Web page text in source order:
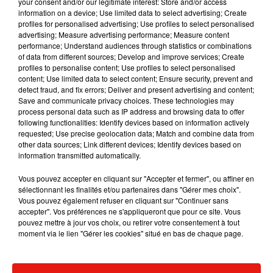
Musique
RÜFÜS DU SOL annonce un nouvel
album après sa tournée mondiale
7 août 2026
Angèle et Amélie Lens dévoilent leur
collaboration tant attendue
Il y a 10 ans, DJ Snake changeait de
information on a device; Use limited data to select advertising; Create
profiles for personalised advertising; Use profiles to select personalised
advertising; Measure advertising performance; Measure content
performance; Understand audiences through statistics or combinations
of data from different sources; Develop and improve services; Create
profiles to personalise content; Use profiles to select personalised
content; Use limited data to select content; Ensure security, prevent and
detect fraud, and fix errors; Deliver and present advertising and content;
Save and communicate privacy choices. These technologies may
process personal data such as IP address and browsing data to offer
following functionalities: Identify devices based on information actively
requested; Use precise geolocation data; Match and combine data from
other data sources; Link different devices; Identify devices based on
information transmitted automatically.
Vous pouvez accepter en cliquant sur "Accepter et fermer", ou affiner en
sélectionnant les finalités et/ou partenaires dans "Gérer mes choix".
Vous pouvez également refuser en cliquant sur "Continuer sans
accepter". Vos préférences ne s'appliqueront que pour ce site. Vous
pouvez mettre à jour vos choix, ou retirer votre consentement à tout
moment via le lien "Gérer les cookies" situé en bas de chaque page.